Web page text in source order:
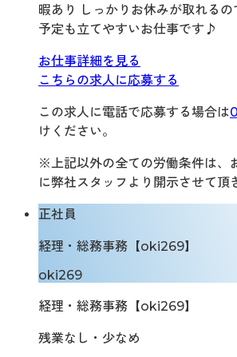
暇あり しっかりお休みが取れる
予定も立てやすいお仕事です♪
お仕事詳細を見る
こちらの求人に応募する
この求人に電話で応募する場合は
けください。
※上記以外の全ての労働条件は、
に弊社スタッフより開示させて頂
正社員
経理・総務事務【oki269】
oki269
経理・総務事務【oki269】
残業なし・少なめ